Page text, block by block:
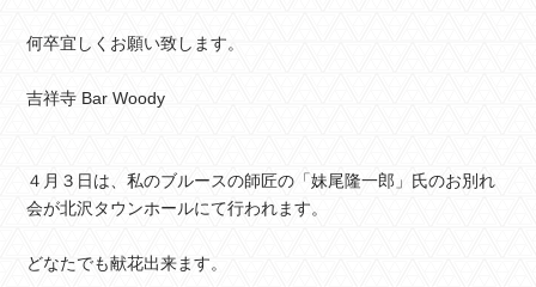
何卒宜しくお願い致します。
吉祥寺 Bar Woody
４月３日は、私のブルースの師匠の「妹尾隆一郎」氏のお別れ
会が北沢タウンホールにて行われます。
どなたでも献花出来ます。